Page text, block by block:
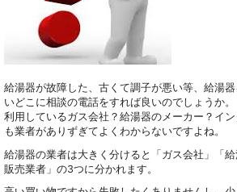
給湯器が故障した、古くて調子が悪い等、給湯
いどこに相談の電話をすれば良いのでしょうか。
利用しているガス会社？給湯器のメーカー？イ
も業者がありずぎてよくわからないですよね。
給湯器の業者は大きく分けると「ガス会社」「
販売業者」の3つに分かれます。